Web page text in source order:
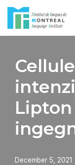
Skip
to
Lipton
December 5, 2021